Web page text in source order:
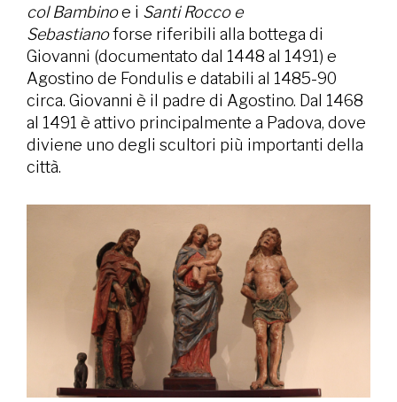
col Bambinoe i Santi Rocco e
Sebastianoforse riferibili alla bottega di
Giovanni (documentato dal 1448 al 1491) e
Agostino de Fondulis e databili al 1485-90
circa. Giovanni è il padre di Agostino. Dal 1468
al 1491 è attivo principalmente a Padova, dove
diviene uno degli scultori più importanti della
città.